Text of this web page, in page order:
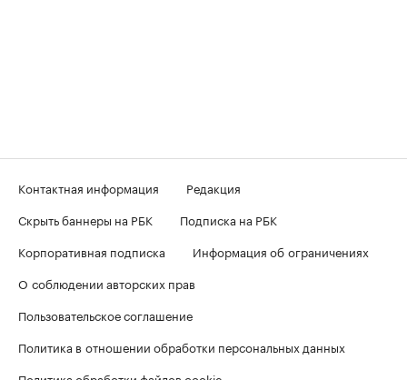
Контактная информация
Редакция
Скрыть баннеры на РБК
Подписка на РБК
Корпоративная подписка
Информация об ограничениях
О соблюдении авторских прав
Пользовательское соглашение
Политика в отношении обработки персональных данных